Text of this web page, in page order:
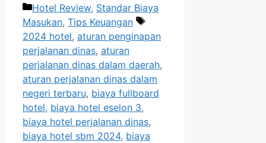
Categories
Hotel Review, Standar Biaya
Masukan, Tips Keuangan
Tags
2024 hotel, aturan penginapan
perjalanan dinas, aturan
perjalanan dinas dalam daerah,
aturan perjalanan dinas dalam
negeri terbaru, biaya fullboard
hotel, biaya hotel eselon 3,
biaya hotel perjalanan dinas,
biaya hotel sbm 2024, biaya